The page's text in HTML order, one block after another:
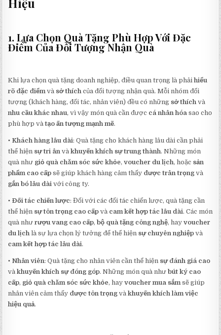
1. Lựa Chọn Quà Tặng Phù Hợp Với Đặc
Điểm Của Đối Tượng Nhận Quà
Khi lựa chọn quà tặng doanh nghiệp, điều quan trọng là phảihiểu
rõ đặc điểmvà sở thích của đối tượng nhận quà. Mỗi nhóm đối
tượng (khách hàng, đối tác, nhân viên) đều có những sở thích và
nhu cầu khác nhau, vì vậy món quà cần được cá nhân hóa sao cho
phù hợp vàtạo ấn tượng mạnh mẽ.
•Khách hàng lâu dài: Quà tặng cho khách hàng lâu dài cần phải
thể hiện sự tri ân vàkhuyến khích sự trung thành. Những món
quà như giỏ quà chăm sóc sức khỏe,voucher du lịch, hoặc sản
phẩm cao cấp sẽ giúp khách hàng cảm thấy được trân trọng và
gắn bó lâu dài với công ty.
• Đối tác chiến lược: Đối với các đối tác chiến lược, quà tặng cần
thể hiện sự tôn trọng cao cấp và cam kết hợp tác lâu dài. Các món
quà nhưrượu vang cao cấp,bộ quà tặng công nghệ, hayvoucher
du lịch là sự lựa chọn lý tưởng để thể hiện sự chuyên nghiệp và
cam kết hợp tác lâu dài.
• Nhân viên: Quà tặng cho nhân viên cần thể hiện sự đánh giá cao
vàkhuyến khích sự đóng góp. Những món quà nhưbút ký cao
cấp, giỏ quà chăm sóc sức khỏe, hayvoucher mua sắmsẽ giúp
nhân viên cảm thấy được tôn trọng vàkhuyến khích làm việc
hiệu quả.